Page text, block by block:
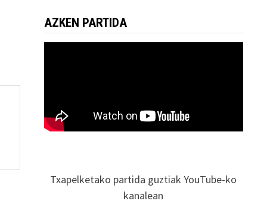
AZKEN PARTIDA
Txapelketako partida guztiak YouTube-ko
kanalean